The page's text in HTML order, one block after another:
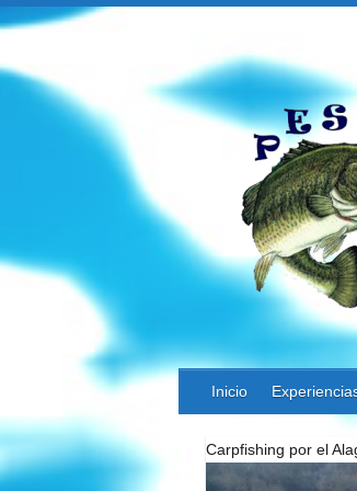
Saltar
contenido
Inicio
Carpfishing por el